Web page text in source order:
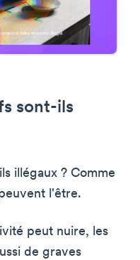
sont-ils
illégaux ? Comme
l'être.
peut nuire, les
de graves